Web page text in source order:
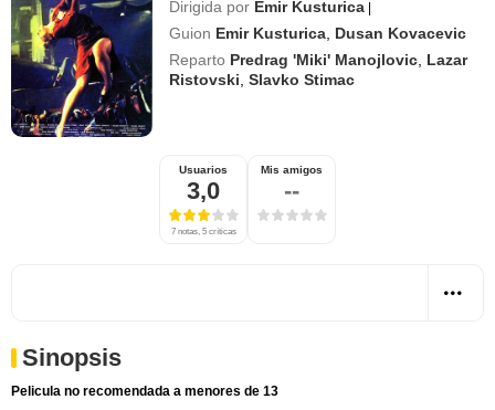
Dirigida por Emir Kusturica |
Guion Emir Kusturica Dusan Kovacevic
Reparto Predrag 'Miki' Manojlovic Lazar
Ristovski ,Slavko Stimac
Usuarios
3,0
7 notas, 5 críticas
Mis amigos
--
Sinopsis
Pelicula no recomendada a menores de 13